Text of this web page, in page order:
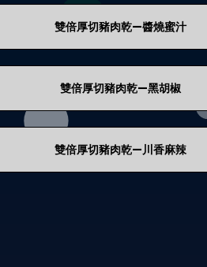
雙倍厚切豬肉乾—醬燒蜜汁
雙倍厚切豬肉乾—黑胡椒
雙倍厚切豬肉乾—川香麻辣